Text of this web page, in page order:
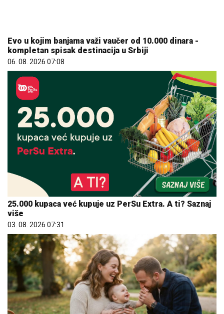
25.000 kupaca već kupuje uz PerSu Extra. A ti? Saznaj
03. 08. 2026 07:31